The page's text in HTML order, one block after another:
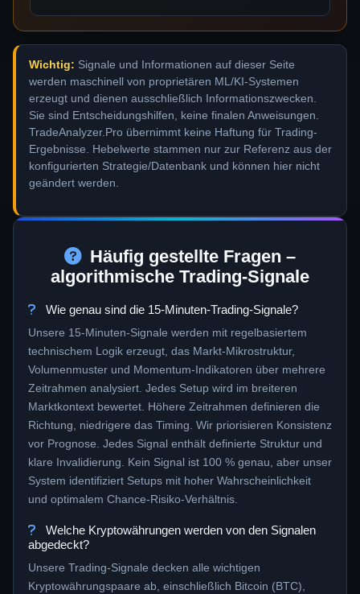
Wichtig: Signale und Informationen auf dieser Seite
werden maschinell von proprietären ML/KI-Systemen
erzeugt und dienen ausschließlich Informationszwecken.
Sie sind Entscheidungshilfen, keine finalen Anweisungen.
TradeAnalyzer.Pro übernimmt keine Haftung für Trading-
Ergebnisse. Hebelwerte stammen nur zur Referenz aus der
konfigurierten Strategie/Datenbank und können hier nicht
geändert werden.
Häufig gestellte Fragen –
algorithmische Trading-Signale
Wie genau sind die 15-Minuten-Trading-Signale?
Unsere 15-Minuten-Signale werden mit regelbasiertem
technischem Logik erzeugt, das Markt-Mikrostruktur,
Volumenmuster und Momentum-Indikatoren über mehrere
Zeitrahmen analysiert. Jedes Setup wird im breiteren
Marktkontext bewertet. Höhere Zeitrahmen definieren die
Richtung, niedrigere das Timing. Wir priorisieren Konsistenz
vor Prognose. Jedes Signal enthält definierte Struktur und
klare Invalidierung. Kein Signal ist 100 % genau, aber unser
System identifiziert Setups mit hoher Wahrscheinlichkeit
und optimalem Chance-Risiko-Verhältnis.
Welche Kryptowährungen werden von den Signalen
abgedeckt?
Unsere Trading-Signale decken alle wichtigen
Kryptowährungspaare ab, einschließlich Bitcoin (BTC),